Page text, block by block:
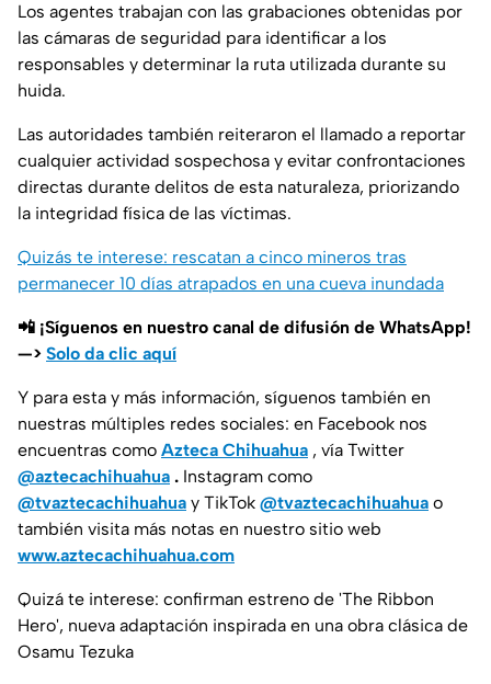
Los agentes trabajan con las grabaciones obtenidas por
las cámaras de seguridad para identificar a los
responsables y determinar la ruta utilizada durante su
huida.
Las autoridades también reiteraron el llamado a reportar
cualquier actividad sospechosa y evitar confrontaciones
directas durante delitos de esta naturaleza, priorizando
la integridad física de las víctimas.
Quizás te interese: rescatan a cinco mineros tras
permanecer 10 días atrapados en una cueva inundada
📲 ¡Síguenos en nuestro canal de difusión de WhatsApp!
—> Solo da clic aquí
Y para esta y más información, síguenos también en
nuestras múltiples redes sociales: en Facebook nos
encuentras como Azteca Chihuahua , vía Twitter
@aztecachihuahua . Instagram como
@tvaztecachihuahua y TikTok @tvaztecachihuahua o
también visita más notas en nuestro sitio web
www.aztecachihuahua.com
Quizá te interese: confirman estreno de 'The Ribbon
Hero', nueva adaptación inspirada en una obra clásica de
Osamu Tezuka